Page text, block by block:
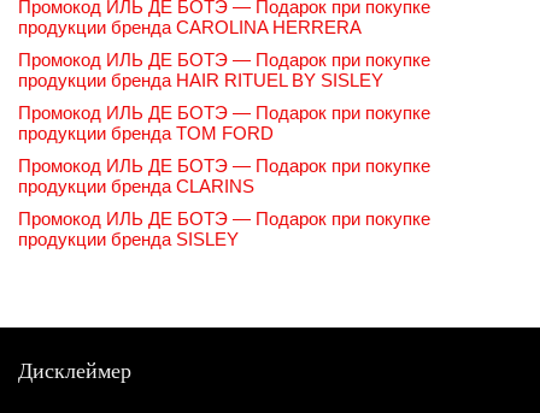
Промокод ИЛЬ ДЕ БОТЭ — Подарок при покупке
продукции бренда CAROLINA HERRERA
Промокод ИЛЬ ДЕ БОТЭ — Подарок при покупке
продукции бренда HAIR RITUEL BY SISLEY
Промокод ИЛЬ ДЕ БОТЭ — Подарок при покупке
продукции бренда TOM FORD
Промокод ИЛЬ ДЕ БОТЭ — Подарок при покупке
продукции бренда CLARINS
Промокод ИЛЬ ДЕ БОТЭ — Подарок при покупке
продукции бренда SISLEY
Дисклеймер